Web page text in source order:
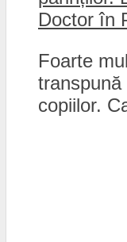
Doctor în
Foarte
copiilor.